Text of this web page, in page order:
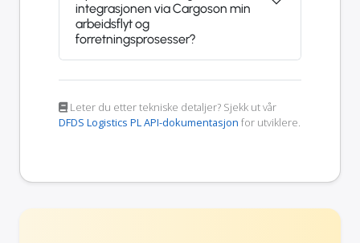
integrasjonen via Cargoson min
arbeidsflyt og
forretningsprosesser?
Leter du etter tekniske detaljer? Sjekk ut vår
DFDS Logistics PL API-dokumentasjon for utviklere.